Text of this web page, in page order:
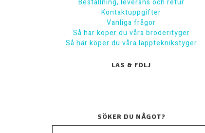
Beställning, leverans och retur
Kontaktuppgifter
Vanliga frågor
Så här köper du våra broderityger
Så här köper du våra lappteknikstyger
LÄS & FÖLJ
SÖKER DU NÅGOT?